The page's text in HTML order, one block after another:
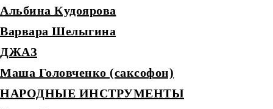
Альбина Кудоярова
Варвара Шелыгина
ДЖАЗ
Маша Головченко (саксофон)
НАРОДНЫЕ ИНСТРУМЕНТЫ